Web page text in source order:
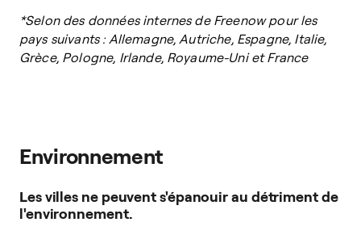
*Selon des données internes de Freenow pour les
pays suivants : Allemagne, Autriche, Espagne, Italie,
Grèce, Pologne, Irlande, Royaume-Uni et France
Environnement
Les villes ne peuvent s'épanouir au détriment de
l'environnement.